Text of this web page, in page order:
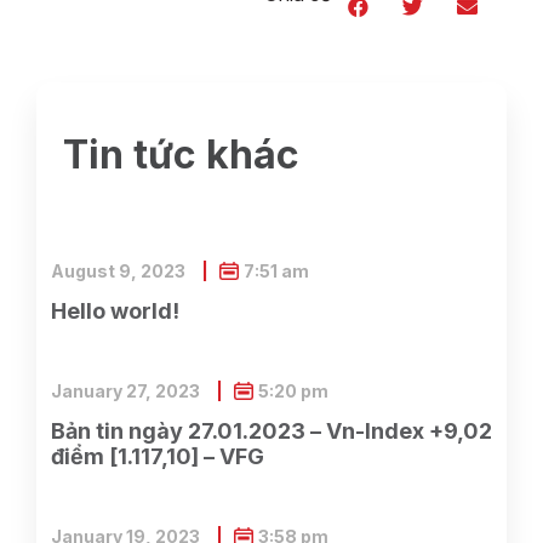
Tin tức khác
Hello world!
August 9, 2023 7:51 am
Bản tin ngày 27.01.2023 – Vn-Index +9,02
điểm [1.117,10] – VFG
January 27, 2023 5:20 pm
January 19, 2023 3:58 pm